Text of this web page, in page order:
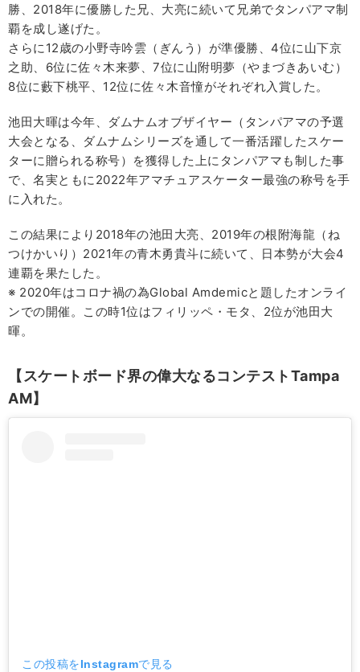
勝、2018年に優勝した兄、大亮に続いて兄弟でタンパアマ制
覇を成し遂げた。
さらに12歳の小野寺吟雲（ぎんう）が準優勝、4位に山下京
之助、6位に佐々木来夢、7位に山附明夢（やまづきあいむ）
8位に藪下桃平、12位に佐々木音憧がそれぞれ入賞した。
池田大暉は今年、ダムナムオブザイヤー（タンパアマの予選
大会となる、ダムナムシリーズを通して一番活躍したスケー
ターに贈られる称号）を獲得した上にタンパアマも制した事
で、名実ともに2022年アマチュアスケーター最強の称号を手
に入れた。
この結果により2018年の池田大亮、2019年の根附海龍（ね
つけかいり）2021年の青木勇貴斗に続いて、日本勢が大会4
連覇を果たした。
※ 2020年はコロナ禍の為Global Amdemicと題したオンライ
ンでの開催。この時1位はフィリッペ・モタ、2位が池田大
暉。
【スケートボード界の偉大なるコンテストTampa
AM】
この投稿をInstagramで見る